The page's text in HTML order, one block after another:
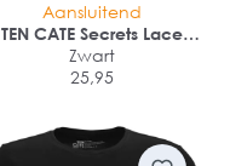
Aansluitend
TEN CATE Secrets Lace
Zwart
25,95